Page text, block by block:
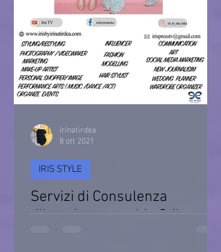
Servizi di Consulenza
d’Imagine e cambio Stile
IRIS STYLE
irinatirdea
8 ott 2021